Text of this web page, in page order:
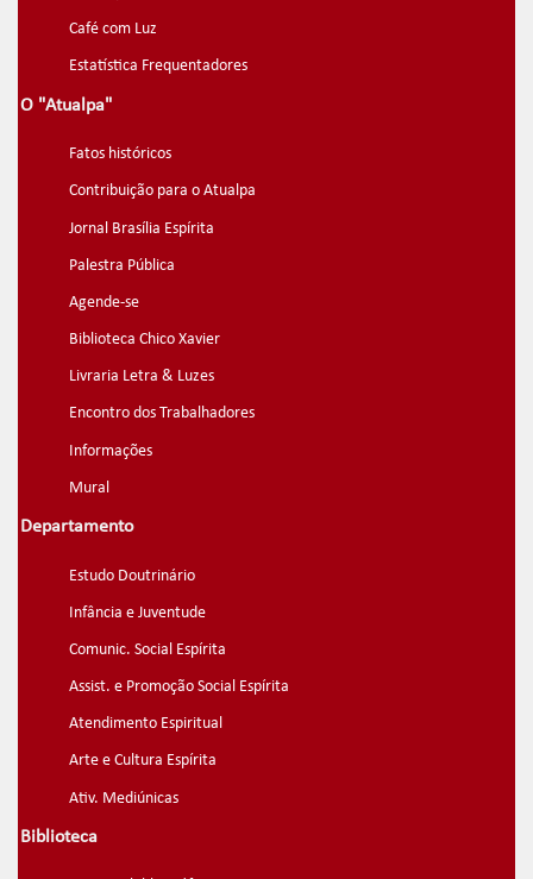
Café com Luz
Estatística Frequentadores
O "Atualpa"
Fatos históricos
Contribuição para o Atualpa
Jornal Brasília Espírita
Palestra Pública
Agende-se
Biblioteca Chico Xavier
Livraria Letra & Luzes
Encontro dos Trabalhadores
Informações
Mural
Departamento
Estudo Doutrinário
Infância e Juventude
Comunic. Social Espírita
Assist. e Promoção Social Espírita
Atendimento Espiritual
Arte e Cultura Espírita
Ativ. Mediúnicas
Biblioteca